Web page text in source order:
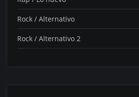
Rock / Alternativo
Rock / Alternativo 2